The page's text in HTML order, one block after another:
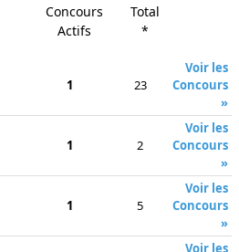
Concours
Actifs
Total
*
1 23
Voir les
Concours
»
1 2
Voir les
Concours
»
1 5
Voir les
Concours
»
Voir les